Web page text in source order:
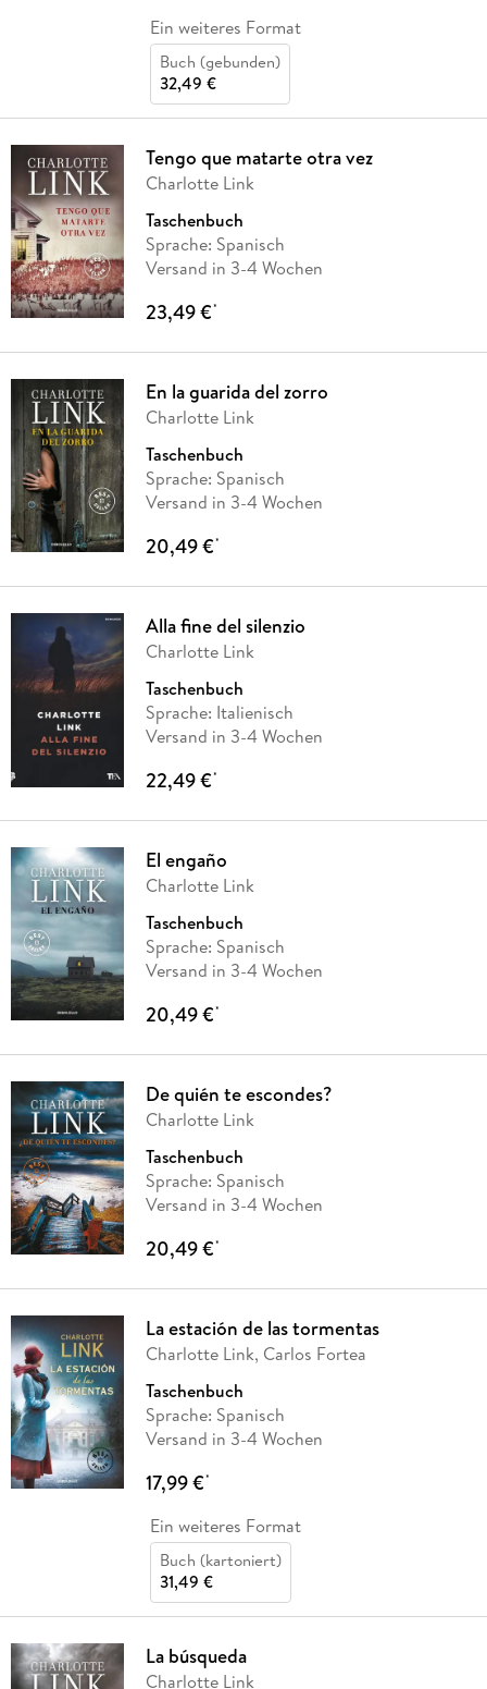
Ein weiteres Format
Buch (gebunden)
32,49 €
Tengo que matarte otra vez
Charlotte Link
Taschenbuch
Sprache: Spanisch
Versand in 3-4 Wochen
23,49 €*
En la guarida del zorro
Charlotte Link
Taschenbuch
Sprache: Spanisch
Versand in 3-4 Wochen
20,49 €*
Alla fine del silenzio
Charlotte Link
Taschenbuch
Sprache: Italienisch
Versand in 3-4 Wochen
22,49 €*
El engaño
Charlotte Link
Taschenbuch
Sprache: Spanisch
Versand in 3-4 Wochen
20,49 €*
De quién te escondes?
Charlotte Link
Taschenbuch
Sprache: Spanisch
Versand in 3-4 Wochen
20,49 €*
La estación de las tormentas
Charlotte Link, Carlos Fortea
Taschenbuch
Sprache: Spanisch
Versand in 3-4 Wochen
17,99 €*
Ein weiteres Format
Buch (kartoniert)
31,49 €
La búsqueda
Charlotte Link